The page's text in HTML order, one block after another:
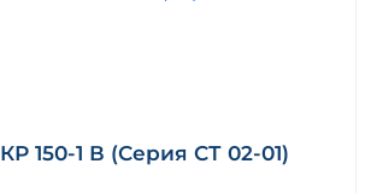
КР 150-1 В (Серия СТ 02-01)